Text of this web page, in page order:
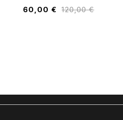
120,00€
60,00€